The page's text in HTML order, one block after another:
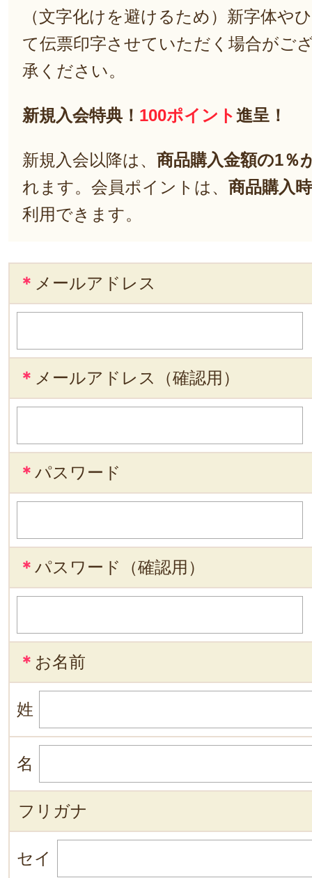
（文字化けを避けるため）新字体や
て伝票印字させていただく場合がご
承ください。
新規入会特典！ 100ポイント進呈！
新規入会以降は、 商品購入金額の1％
れます。会員ポイントは、 商品購入
利用できます。
＊ メールアドレス
＊ メールアドレス（確認用）
＊ パスワード
＊ パスワード（確認用）
＊ お名前
姓
名
フリガナ
セイ